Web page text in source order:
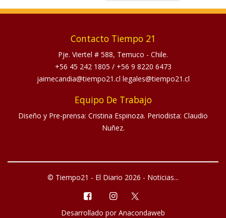
Contacto Tiempo 21
Pje. Viertel # 588, Temuco - Chile.
+56 45 242 1805 / +56 9 8220 6473
jaimecandia@tiempo21.cl legales@tiempo21.cl
Equipo De Trabajo
Diseño y Pre-prensa: Cristina Espinoza. Periodista: Claudio
Nuñez.
© Tiempo21 - El Diario 2026 - Noticias...
Desarrollado por Anacondaweb